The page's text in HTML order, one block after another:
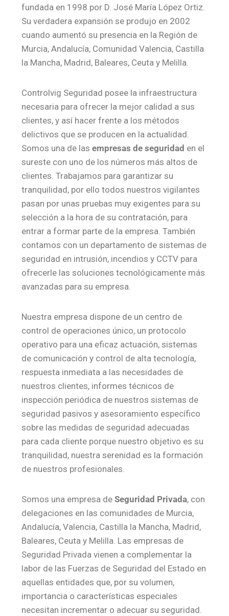
fundada en 1998 por D. José María López Ortiz.
Su verdadera expansión se produjo en 2002
cuando aumentó su presencia en la Región de
Murcia, Andalucía, Comunidad Valencia, Castilla
la Mancha, Madrid, Baleares, Ceuta y Melilla.
Controlvig Seguridad posee la infraestructura
necesaria para ofrecer la mejor calidad a sus
clientes, y así hacer frente a los métodos
delictivos que se producen en la actualidad.
Somos una de las empresas de seguridad en el
sureste con uno de los números más altos de
clientes. Trabajamos para garantizar su
tranquilidad, por ello todos nuestros vigilantes
pasan por unas pruebas muy exigentes para su
selección a la hora de su contratación, para
entrar a formar parte de la empresa. También
contamos con un departamento de sistemas de
seguridad en intrusión, incendios y CCTV para
ofrecerle las soluciones tecnológicamente más
avanzadas para su empresa.
Nuestra empresa dispone de un centro de
control de operaciones único, un protocolo
operativo para una eficaz actuación, sistemas
de comunicación y control de alta tecnología,
respuesta inmediata a las necesidades de
nuestros clientes, informes técnicos de
inspección periódica de nuestros sistemas de
seguridad pasivos y asesoramiento específico
sobre las medidas de seguridad adecuadas
para cada cliente porque nuestro objetivo es su
tranquilidad, nuestra serenidad es la formación
de nuestros profesionales.
Somos una empresa de Seguridad Privada, con
delegaciones en las comunidades de Murcia,
Andalucía, Valencia, Castilla la Mancha, Madrid,
Baleares, Ceuta y Melilla. Las empresas de
Seguridad Privada vienen a complementar la
labor de las Fuerzas de Seguridad del Estado en
aquellas entidades que, por su volumen,
importancia o características especiales
necesitan incrementar o adecuar su seguridad.